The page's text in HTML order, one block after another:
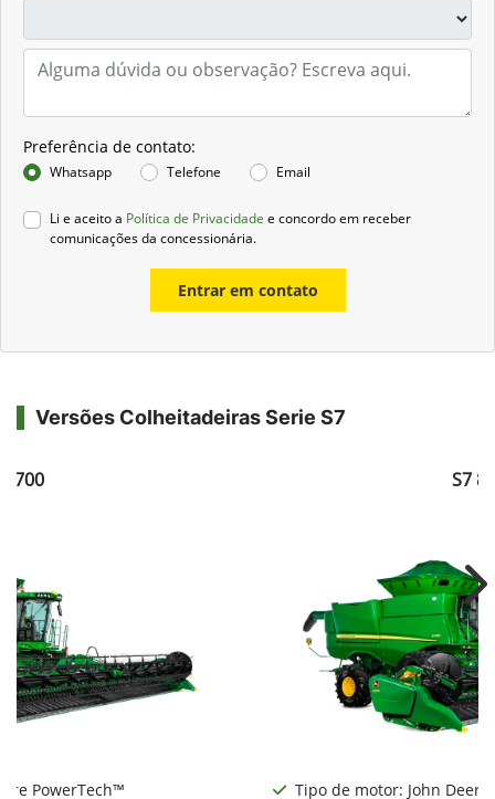
Preferência de contato:
Whatsapp Telefone Email
Li e aceito a Política de Privacidade e concordo em receber
comunicações da concessionária.
Entrar em contato
Versões Colheitadeiras Serie S7
700
PowerTech™
S7
Tipo de motor: John Deere